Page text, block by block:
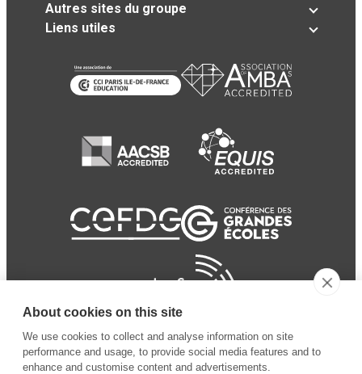
Autres sites du groupe
Liens utiles
About cookies on this site
We use cookies to collect and analyse information on site
performance and usage, to provide social media features and to
enhance and customise content and advertisements.